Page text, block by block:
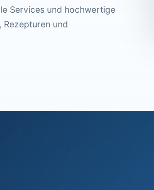
Services und hochwertige
und